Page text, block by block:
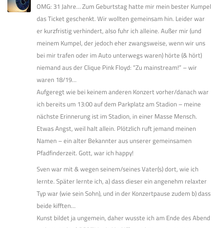
OMG: 31 Jahre… Zum Geburtstag hatte mir mein bester Kumpel
das Ticket geschenkt. Wir wollten gemeinsam hin. Leider war
er kurzfristig verhindert, also fuhr ich alleine. Außer mir (und
meinem Kumpel, der jedoch eher zwangsweise, wenn wir uns
bei mir trafen oder im Auto unterwegs waren) hörte (& hört)
niemand aus der Clique Pink Floyd: “Zu mainstream!” – wir
waren 18/19…
Aufgeregt wie bei keinem anderen Konzert vorher/danach war
ich bereits um 13:00 auf dem Parkplatz am Stadion – meine
nächste Erinnerung ist im Stadion, in einer Masse Mensch.
Etwas Angst, weil halt allein. Plötzlich ruft jemand meinen
Namen – ein alter Bekannter aus unserer gemeinsamen
Pfadfinderzeit. Gott, war ich happy!
Sven war mit & wegen seinem/seines Vater(s) dort, wie ich
lernte. Später lernte ich, a) dass dieser ein angenehm relaxter
Typ war (wie sein Sohn), und in der Konzertpause zudem b) dass
beide kifften…
Kunst bildet ja ungemein, daher wusste ich am Ende des Abend